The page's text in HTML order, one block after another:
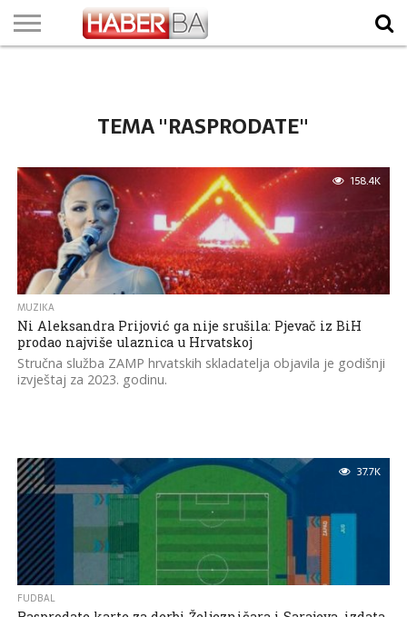
TEMA "RASPRODATE"
158.4K
MUZIKA
Ni Aleksandra Prijović ga nije srušila: Pjevač iz BiH
prodao najviše ulaznica u Hrvatskoj
Stručna služba ZAMP hrvatskih skladatelja objavila je godišnji
izvještaj za 2023. godinu.
37.7K
FUDBAL